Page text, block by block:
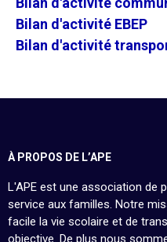
Bilan d'activité EBEP
Bilan d'activité
À PROPOS DE L’APE
L'APE est une association de
service aux familles. Notre
facile la vie scolaire et de
objective. De plus nous